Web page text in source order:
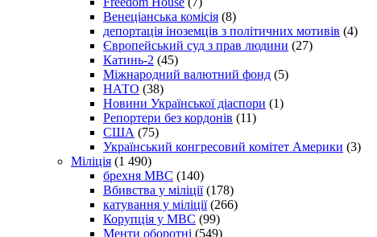
Венеціанська комісія (8)
депортація іноземців з політичних мотивів (4)
Європейський суд з прав людини (27)
Катинь-2 (45)
Міжнародний валютний фонд (5)
НАТО (38)
Новини Української діаспори (1)
Репортери без кордонів (11)
США (75)
Український конгресовий комітет Америки (3)
Міліція (1 490)
брехня МВС (140)
Вбивства у міліції(178)
катування у міліції(266)
Корупція у МВС (99)
Менти оборотні (549)